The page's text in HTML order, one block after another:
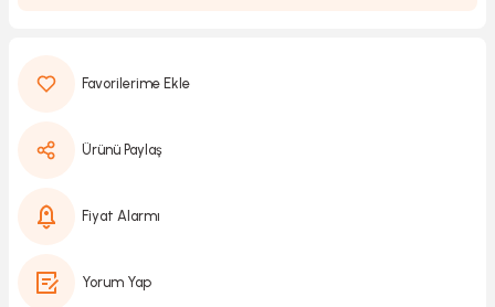
Ürünü Paylaş
Fiyat Alarmı
Yorum Yap